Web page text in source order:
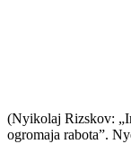
(Nyikolaj Rizskov:
ogromaja rabota”.